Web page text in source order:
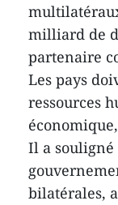
milliard de
partenaire
Les pays
ressources
Il a souligné
bilatérales,